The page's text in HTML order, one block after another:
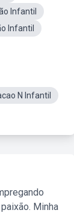
Infantil
Infantil
N Infantil
Minha